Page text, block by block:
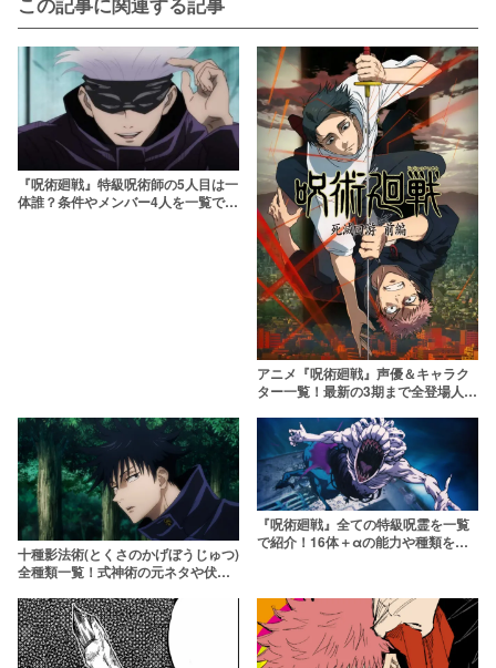
『呪術廻戦』特級呪術師の5人目は一
体誰？条件やメンバー4人を一覧で紹
アニメ『呪術廻戦』声優＆キャラク
ター一覧！最新の3期まで全登場人物
十種影法術(とくさのかげぼうじゅつ)
全種類一覧！式神術の元ネタや伏黒
『呪術廻戦』全ての特級呪霊を一覧
で紹介！16体＋αの能力や種類を振